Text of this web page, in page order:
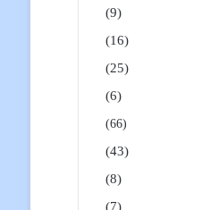
(9)
(16)
(25)
(6)
(66)
(43)
(8)